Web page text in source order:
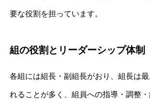
要な役割を担っています。
組の役割とリーダーシップ体制
各組には組長・副組長がおり、組長は
れることが多く、組員への指導・調整